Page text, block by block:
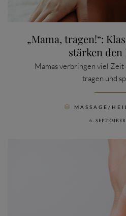
„Mama, tragen!“:
stärken den
Mamas verbringen viel
tragen und
 MASSAGE/
6.